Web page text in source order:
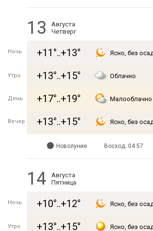
13
Августа
Четверг
Ночь +11°..+13° Ясно, без
Утро +13°..+15° Облачно
День +17°..+19° Малооблачно
Вечер +13°..+15° Ясно, без
Новолуние Восход: 04:57
14
Августа
Пятница
Ночь +10°..+12° Ясно, без
Утро +13°..+15° Ясно, без